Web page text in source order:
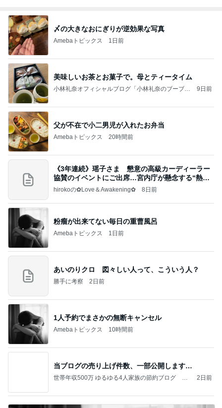
〆の大きなおにぎりが逆効果な写真
Amebaトピックス 1日前
美味しいお茶とお菓子で。母とティータイム
小林礼奈オフィシャルブログ「小林礼奈のブーブー
9日前
父が不在で小二男児が入れたお弁当
Amebaトピックス 20時間前
《3年連続》瑶子さま 懇意の高級カーディーラー
協賛のイベントにご出席…宮内庁が懸念する“熱心
すぎ
hirokoの✿Love＆Awakening✿ 8日前
粉瘤が出来てない毎日の重曹風呂
Amebaトピックス 1日前
あいのりクロ 図々しい人って、こういう人？
勝手に考察 2日前
1人予約でまさかの無断キャンセル
Amebaトピックス 10時間前
当ブログの売り上げ件数、一部公開します…
世帯年収500万 ゆるゆる4人家族の節約ブログ 〜
2日前